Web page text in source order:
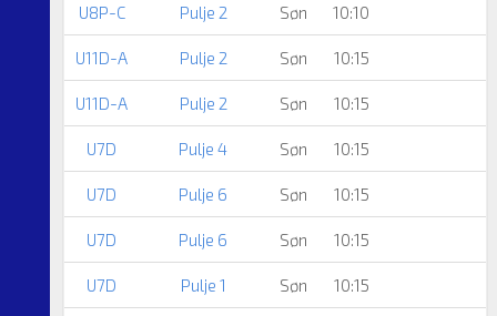
U8P-C Pulje 2 Søn 10:10
U11D-A Pulje 2 Søn 10:15
U11D-A Pulje 2 Søn 10:15
U7D Pulje 4 Søn 10:15
U7D Pulje 6 Søn 10:15
U7D Pulje 6 Søn 10:15
U7D Pulje 1 Søn 10:15